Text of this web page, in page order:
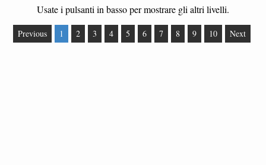
Usate i pulsanti in basso per mostrare gli altri livelli.
Previous 1 2 3 4 5 6 7 8 9 10 Next